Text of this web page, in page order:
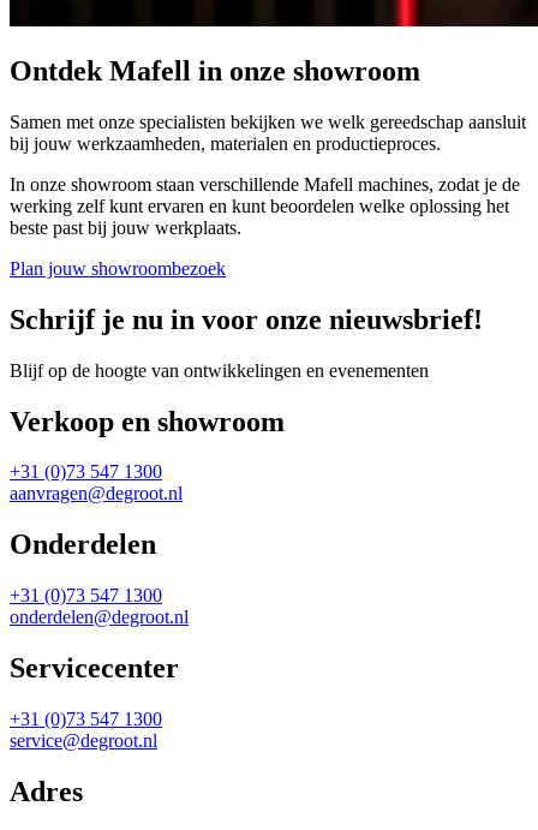
Ontdek Mafell in onze showroom
Samen met onze specialisten bekijken we welk gereedschap aansluit
bij jouw werkzaamheden, materialen en productieproces.
In onze showroom staan verschillende Mafell machines, zodat je de
werking zelf kunt ervaren en kunt beoordelen welke oplossing het
beste past bij jouw werkplaats.
Plan jouw showroombezoek
Schrijf je nu in voor onze nieuwsbrief!
Blijf op de hoogte van ontwikkelingen en evenementen
Verkoop en showroom
+31 (0)73 547 1300
aanvragen@degroot.nl
Onderdelen
+31 (0)73 547 1300
onderdelen@degroot.nl
Servicecenter
+31 (0)73 547 1300
service@degroot.nl
Adres